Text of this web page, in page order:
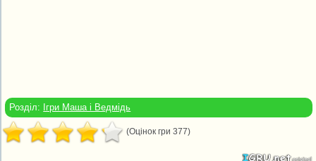
Розділ: Ігри Маша і Ведмідь
(Оцінок гри 377)